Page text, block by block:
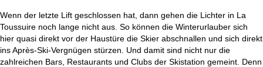
Wenn der letzte Lift geschlossen hat, dann gehen die Lichter in La
Toussuire noch lange nicht aus. So können die Winterurlauber sich
hier quasi direkt vor der Haustüre die Skier abschnallen und sich direkt
ins Après-Ski-Vergnügen stürzen. Und damit sind nicht nur die
zahlreichen Bars, Restaurants und Clubs der Skistation gemeint. Denn